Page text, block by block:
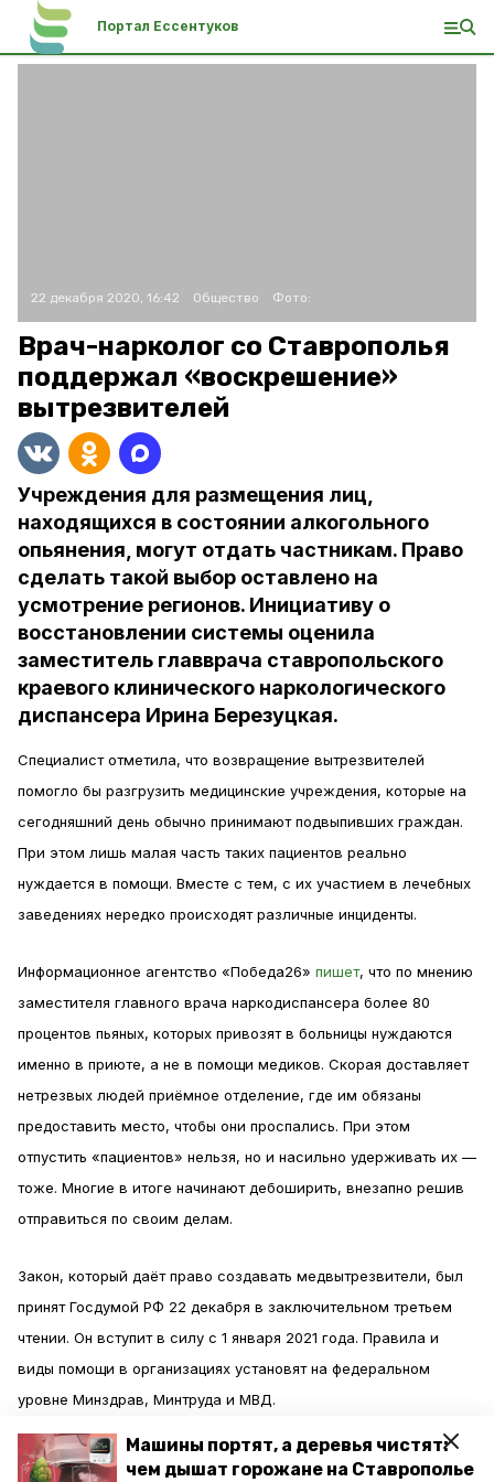
Машины портят, а деревья чистят:
чем дышат горожане на Ставрополье
Портал Ессентуков
22 декабря 2020, 16:42 Общество Фото:
Врач-нарколог со Ставрополья
поддержал «воскрешение»
вытрезвителей
Учреждения для размещения лиц,
находящихся в состоянии алкогольного
опьянения, могут отдать частникам. Право
сделать такой выбор оставлено на
усмотрение регионов. Инициативу о
восстановлении системы оценила
заместитель главврача ставропольского
краевого клинического наркологического
диспансера Ирина Березуцкая.
Специалист отметила, что возвращение вытрезвителей
помогло бы разгрузить медицинские учреждения, которые на
сегодняшний день обычно принимают подвыпивших граждан.
При этом лишь малая часть таких пациентов реально
нуждается в помощи. Вместе с тем, с их участием в лечебных
заведениях нередко происходят различные инциденты.
Информационное агентство «Победа26» пишет, что по мнению
заместителя главного врача наркодиспансера более 80
процентов пьяных, которых привозят в больницы нуждаются
именно в приюте, а не в помощи медиков. Скорая доставляет
нетрезвых людей приёмное отделение, где им обязаны
предоставить место, чтобы они проспались. При этом
отпустить «пациентов» нельзя, но и насильно удерживать их —
тоже. Многие в итоге начинают дебоширить, внезапно решив
отправиться по своим делам.
Закон, который даёт право создавать медвытрезвители, был
принят Госдумой РФ 22 декабря в заключительном третьем
чтении. Он вступит в силу с 1 января 2021 года. Правила и
виды помощи в организациях установят на федеральном
уровне Минздрав, Минтруда и МВД.
Не исключено, что заведения станут частными. Однако Ирина